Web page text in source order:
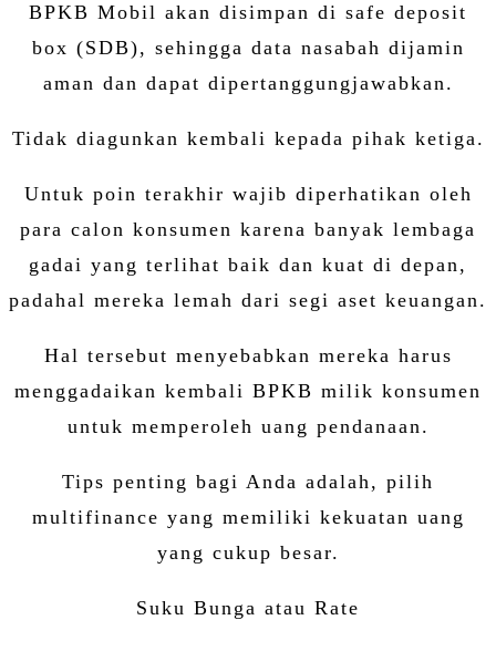
BPKB Mobil akan disimpan di safe deposit
box (SDB), sehingga data nasabah dijamin
aman dan dapat dipertanggungjawabkan.
Tidak diagunkan kembali kepada pihak ketiga.
Untuk poin terakhir wajib diperhatikan oleh
para calon konsumen karena banyak lembaga
gadai yang terlihat baik dan kuat di depan,
padahal mereka lemah dari segi aset keuangan.
Hal tersebut menyebabkan mereka harus
menggadaikan kembali BPKB milik konsumen
untuk memperoleh uang pendanaan.
Tips penting bagi Anda adalah, pilih
multifinance yang memiliki kekuatan uang
yang cukup besar.
Suku Bunga atau Rate